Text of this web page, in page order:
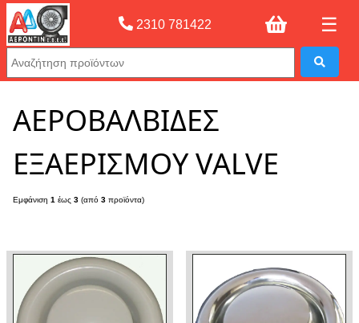
Αρχική σελίδας»ΑΕΡΟΒΑΛΒΙΔΕΣ ΕΞΑΕΡΙΣΜΟΥ VALVE
2310 781422 ☰
ΑΕΡΟΒΑΛΒΙΔΕΣ
ΕΞΑΕΡΙΣΜΟΥ VALVE
Εμφάνιση 1 έως 3 (από 3 προϊόντα)